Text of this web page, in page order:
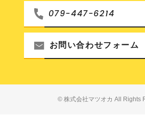
079-447-6214
お問い合わせフォーム
© 株式会社マツオカ All Rights